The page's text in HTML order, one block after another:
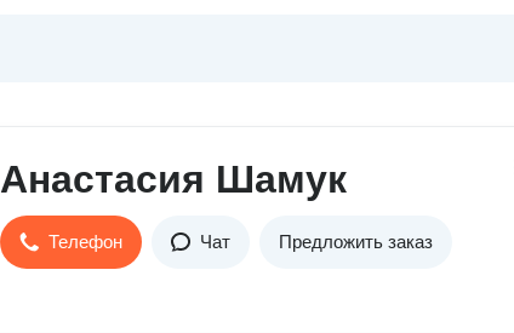
Анастасия Шамук
Телефон Чат Предложить заказ